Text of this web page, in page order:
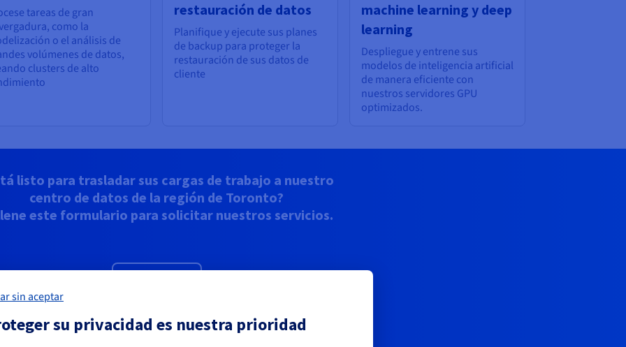
tareas de gran
como la
o el análisis de
volúmenes de datos,
clusters de alto
restauración de datos
Planifique y ejecute sus planes
de backup para proteger la
restauración de sus datos de
cliente
machine learning y deep
learning
Despliegue y entrene sus
modelos de inteligencia artificial
de manera eficiente con
nuestros servidores GPU
optimizados.
listo para trasladar sus cargas de trabajo a nuestro
centro de datos de la región de Toronto?
este formulario para solicitar nuestros servicios.
sin aceptar
su privacidad es nuestra prioridad